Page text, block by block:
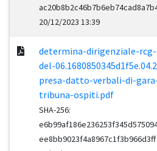
20/12/2023 13:39
determina-dirigenziale-rcg-
del-
presa-datto-verbali-di-
tribuna-ospiti.pdf
SHA-256:
ee8bb9023f4a8967c1f3b966d3ff